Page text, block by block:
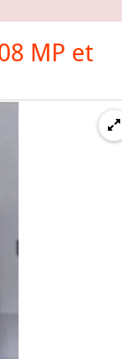
MP et